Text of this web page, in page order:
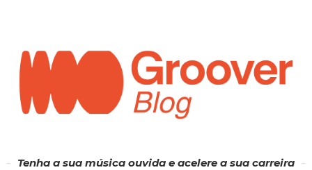
Tenha a sua música ouvida e acelere a sua carreira